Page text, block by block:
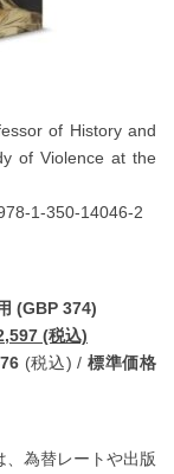
of History and
of Violence at the
1-350-14046-2
(GBP 374)
(税込)
(税込) /標準価格
為替レートや出版